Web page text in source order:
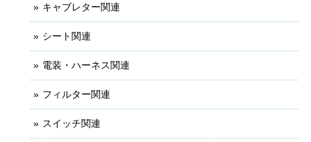
キャブレター関連
シート関連
電装・ハーネス関連
フィルター関連
スイッチ関連